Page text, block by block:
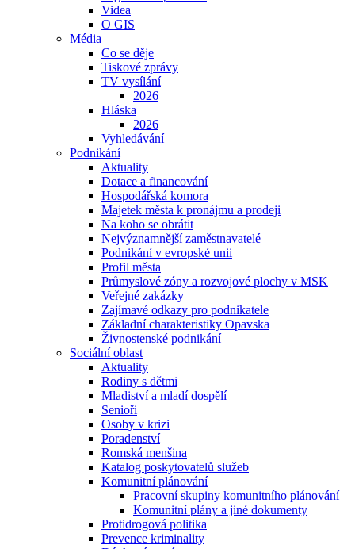
Videa
O GIS
Média
Co se děje
Tiskové zprávy
TV vysílání
2026
Hláska
2026
Vyhledávání
Podnikání
Aktuality
Dotace a financování
Hospodářská komora
Majetek města k pronájmu a prodeji
Na koho se obrátit
Nejvýznamnější zaměstnavatelé
Podnikání v evropské unii
Profil města
Průmyslové zóny a rozvojové plochy v MSK
Veřejné zakázky
Zajímavé odkazy pro podnikatele
Základní charakteristiky Opavska
Živnostenské podnikání
Sociální oblast
Aktuality
Rodiny s dětmi
Mladiství a mladí dospělí
Senioři
Osoby v krizi
Poradenství
Romská menšina
Katalog poskytovatelů služeb
Komunitní plánování
Pracovní skupiny komunitního plánování
Komunitní plány a jiné dokumenty
Protidrogová politika
Prevence kriminality